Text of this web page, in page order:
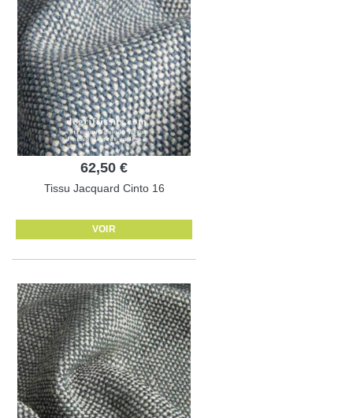
62,50 €
Tissu Jacquard Cinto 16
VOIR